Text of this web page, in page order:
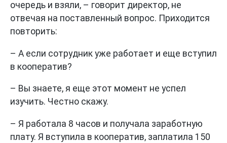
очередь и взяли, – говорит директор, не
отвечая на поставленный вопрос. Приходится
повторить:
– А если сотрудник уже работает и еще вступил
в кооператив?
– Вы знаете, я еще этот момент не успел
изучить. Честно скажу.
– Я работала 8 часов и получала заработную
плату. Я вступила в кооператив, заплатила 150